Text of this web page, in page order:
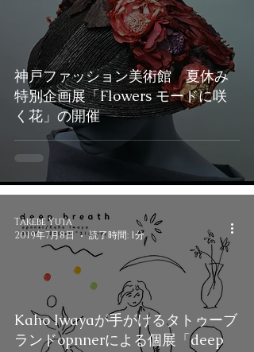
神戸ファッション美術館 夏休み
特別企画展「Flowers モードに咲
く花」の開催
Kaho Iwayaが手がけるタトゥーブ
ランドopnnerによる個展「deep
Takebe Yuta
2019年7月8日
読了時間: 1分